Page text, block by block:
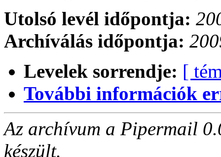
Utolsó levél időpontja:
Archíválás időpontja:
Levelek sorrendje: [
További információk
Az archívum a Pipermail
készült.